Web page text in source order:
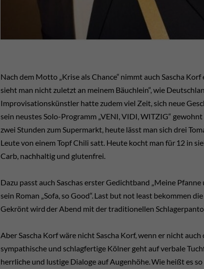
Nach dem Motto „Krise als Chance“ nimmt auch Sascha
sieht man nicht zuletzt an meinem Bäuchlein“, wie
Improvisationskünstler hatte zudem viel Zeit, sich neue
sein neustes Solo-Programm „VENI, VIDI, WITZIG“
zwei Stunden zum Supermarkt, heute lässt man sich drei
Leute von einem Topf Chili satt. Heute kocht man für 12 in
Carb, nachhaltig und glutenfrei.
Dazu passt auch Saschas erster Gedichtband „Meine
sein Roman „Sofa, so Good“. Last but not least bekommen
Gekrönt wird der Abend mit der traditionellen
Aber Sascha Korf wäre nicht Sascha Korf, wenn er nicht
sympathische und schlagfertige Kölner geht auf verbale
herrliche und lustige Dialoge auf Augenhöhe. Wie heißt es